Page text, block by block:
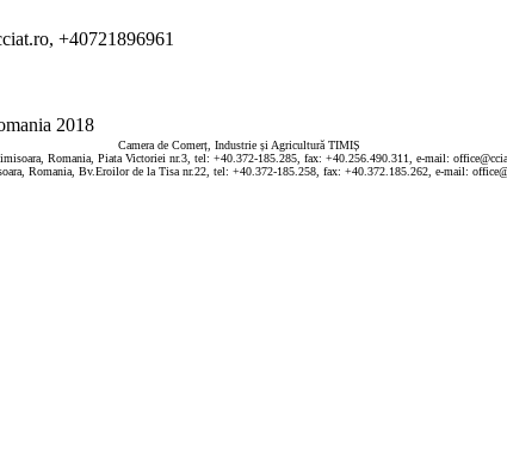
+40721896961
2018
Camera de Comerț, Industrie și Agricultură TIMIȘ
Romania, Piata Victoriei nr.3, tel: +40.372-185.285, fax: +40.256.490.311, e-mail:
Romania, Bv.Eroilor de la Tisa nr.22, tel: +40.372-185.258, fax: +40.372.185.262, e-mail: